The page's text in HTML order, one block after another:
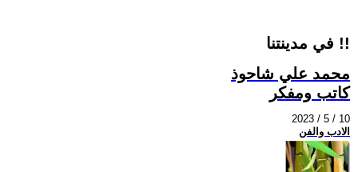
في مدينتنا !!
محمد علي شاحوذ
كاتب ومفكر
2023 / 5 / 10
الادب والفن